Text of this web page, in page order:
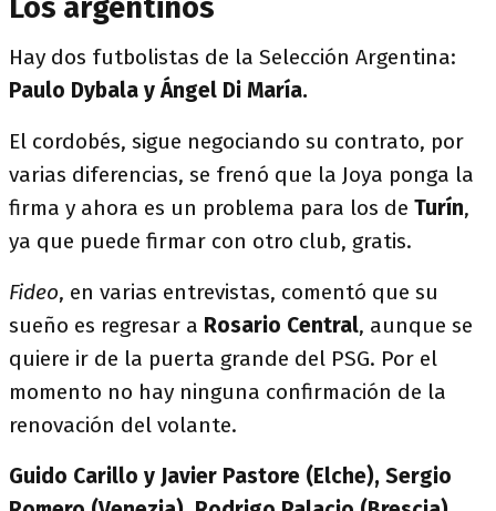
Los argentinos
Hay dos futbolistas de la Selección Argentina:
Paulo Dybala y Ángel Di María.
El cordobés, sigue negociando su contrato, por
varias diferencias, se frenó que la Joya ponga la
firma y ahora es un problema para los de Turín,
ya que puede firmar con otro club, gratis.
Fideo, en varias entrevistas, comentó que su
sueño es regresar a Rosario Central, aunque se
quiere ir de la puerta grande del PSG. Por el
momento no hay ninguna confirmación de la
renovación del volante.
Guido Carillo y Javier Pastore (Elche), Sergio